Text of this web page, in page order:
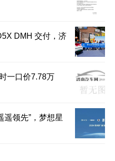
DMH 交付，济
一口价7.78万
遥领先”，梦想星